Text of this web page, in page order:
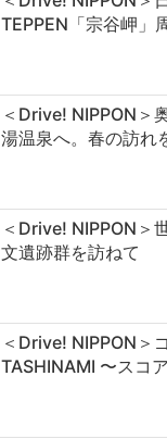
TEPPEN「宗谷岬」
＜Drive! NIPPON＞
湯温泉へ。春の訪れ
＜Drive! NIPPON＞
文遺跡群を訪ねて
＜Drive! NIPPON＞
TASHINAMI 〜スコ